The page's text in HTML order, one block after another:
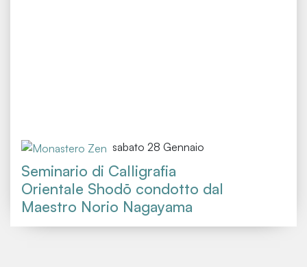
sabato 28 Gennaio
Seminario di Calligrafia
Orientale Shodō condotto dal
Maestro Norio Nagayama